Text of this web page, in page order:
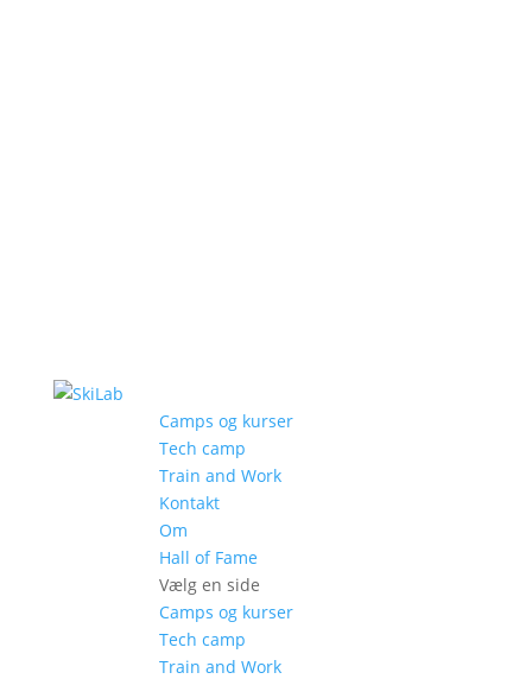
Camps og kurser
Tech camp
Train and Work
Kontakt
Om
Hall of Fame
Vælg en side
Camps og kurser
Tech camp
Train and Work